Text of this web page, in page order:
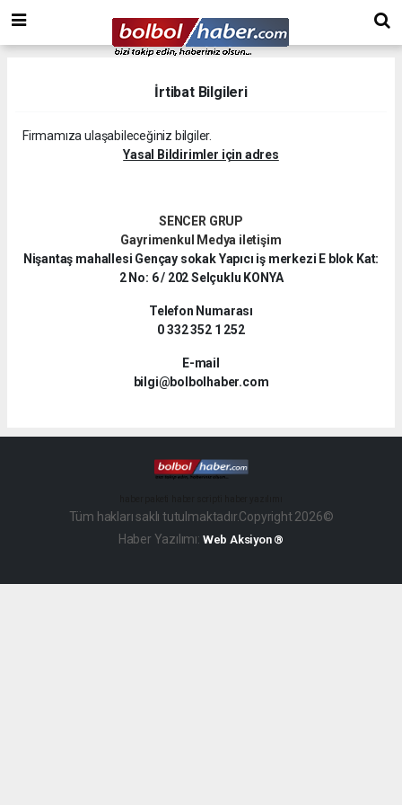
İrtibat Bilgileri
Firmamıza ulaşabileceğiniz bilgiler.
Yasal Bildirimler için adres
SENCER GRUP
Gayrimenkul
Medya iletişim
Nişantaş mahallesi Gençay sokak Yapıcı iş merkezi E blok Kat:
2 No: 6 / 202 Selçuklu KONYA
Telefon Numarası
0 332 352 1 252
E-mail
bilgi@bolbolhaber.com
Tüm hakları saklı tutulmaktadır.Copyright 2026©
Haber Yazılımı: Web Aksiyon ®